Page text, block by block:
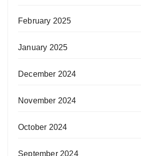
February 2025
January 2025
December 2024
November 2024
October 2024
September 2024